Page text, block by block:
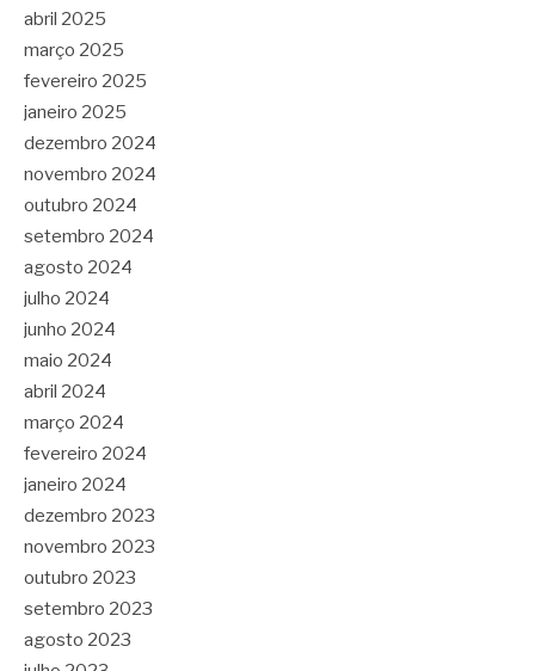
abril 2025
março 2025
fevereiro 2025
janeiro 2025
dezembro 2024
novembro 2024
outubro 2024
setembro 2024
agosto 2024
julho 2024
junho 2024
maio 2024
abril 2024
março 2024
fevereiro 2024
janeiro 2024
dezembro 2023
novembro 2023
outubro 2023
setembro 2023
agosto 2023